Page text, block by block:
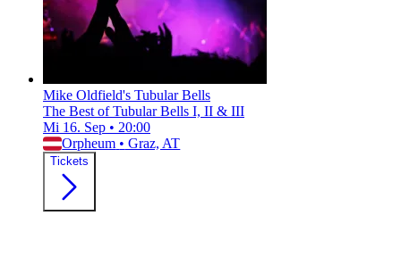
Mike Oldfield's Tubular Bells
The Best of Tubular Bells I, II & III
Mi 16. Sep • 20:00
Orpheum • Graz, AT
Tickets